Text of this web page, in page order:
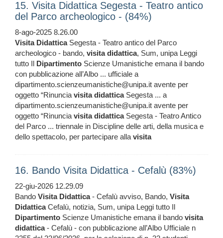
15. Visita Didattica Segesta - Teatro antico
del Parco archeologico - (84%)
8-ago-2025 8.26.00
Visita DidatticaSegesta - Teatro antico del Parco
archeologico - bando, visita didattica, Sum, unipa Leggi
tutto Il Dipartimento Scienze Umanistiche emana il bando
con pubblicazione all’Albo ... ufficiale a
dipartimento.scienzeumanistiche@unipa.it avente per
oggetto “Rinunciavisita didatticaSegesta ... a
dipartimento.scienzeumanistiche@unipa.it avente per
oggetto “Rinunciavisita didatticaSegesta - Teatro Antico
del Parco ... triennale in Discipline delle arti, della musica e
dello spettacolo, per partecipare allavisita
16. Bando Visita Didattica - Cefalù (83%)
22-giu-2026 12.29.09
Bando Visita Didattica- Cefalù avviso, Bando, Visita
DidatticaCefalù, notizia, Sum, unipa Leggi tutto Il
Dipartimento Scienze Umanistiche emana il bando visita
didattica- Cefalù - con pubblicazione all’Albo Ufficiale n